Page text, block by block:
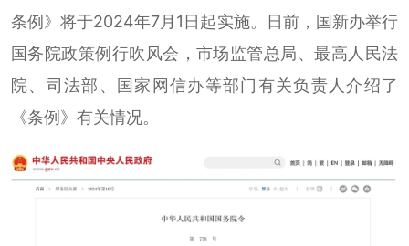
条例》将于2024年7月1日起实施。日前，国新办举行
国务院政策例行吹风会，市场监管总局、最高人民法
院、司法部、国家网信办等部门有关负责人介绍了
《条例》有关情况。